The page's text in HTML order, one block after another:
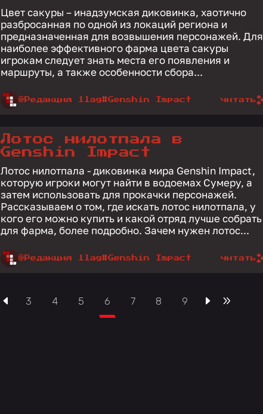
Цвет сакуры – инадзумская диковинка, хаотично
разбросанная по одной из локаций региона и
предназначенная для возвышения персонажей. Для
наиболее эффективного фарма цвета сакуры
игрокам следует знать места его появления и
маршруты, а также особенности сбора...
@Редакция 1lag#Genshin Impact читать
Лотос нилотпала в
Genshin Impact
Лотос нилотпала - диковинка мира Genshin Impact,
которую игроки могут найти в водоемах Сумеру, а
затем использовать для прокачки персонажей.
Рассказываем о том, где искать лотос нилотпала, у
кого его можно купить и какой отряд лучше собрать
для фарма, более подробно. Зачем нужен лотос...
@Редакция 1lag#Genshin Impact читать
3 4 5 6 7 8 9